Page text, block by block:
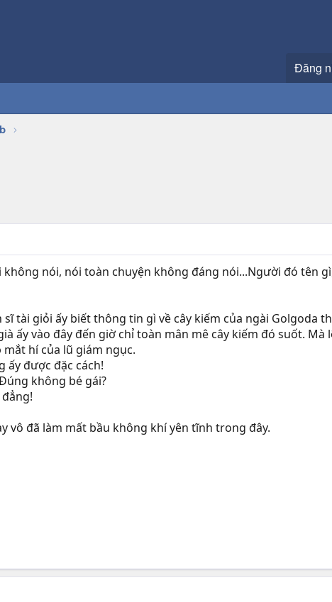
Đăng
nói, nói toàn chuyện không đáng nói...Người đó tên
tài giỏi ấy biết thông tin gì về cây kiếm của ngài Golgoda
ấy vào đây đến giờ chỉ toàn mân mê cây kiếm đó suốt.
hí của lũ giám ngục.
ấy được đặc cách!
không bé gái?
vô đã làm mất bầu không khí yên tĩnh trong đây.